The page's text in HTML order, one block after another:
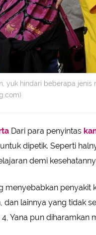
yuk hindari beberapa
Dari para penyintas
dipetik. Seperti
demi
menyebabkan penyakit
dan lainnya yang tidak
Yana pun diharamkan